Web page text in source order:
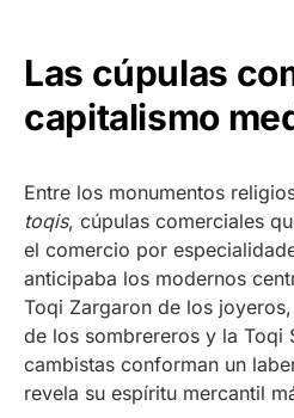
Las cúpulas
capitalismo
Entre los monumentos
toqis, cúpulas comerciales
el comercio por
anticipaba los modernos
Toqi Zargaron de los
de los sombrereros y la Toqi
cambistas conforman un
revela su espíritu mercantil